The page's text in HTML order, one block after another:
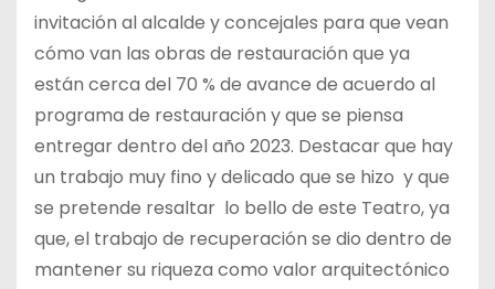
invitación al alcalde y concejales para que vean
cómo van las obras de restauración que ya
están cerca del 70 % de avance de acuerdo al
programa de restauración y que se piensa
entregar dentro del año 2023. Destacar que hay
un trabajo muy fino y delicado que se hizo y que
se pretende resaltar lo bello de este Teatro, ya
que, el trabajo de recuperación se dio dentro de
mantener su riqueza como valor arquitectónico